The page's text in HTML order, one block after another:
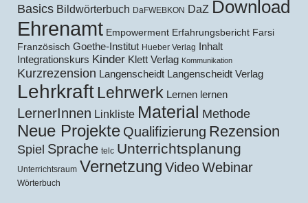
Basics Bildwörterbuch DaFWEBKON DaZ Download
Ehrenamt Empowerment Erfahrungsbericht Farsi
Französisch Goethe-Institut Hueber Verlag Inhalt
Integrationskurs Kinder Klett Verlag Kommunikation
Kurzrezension Langenscheidt Langenscheidt Verlag
Lehrkraft Lehrwerk Lernen lernen
LernerInnen Linkliste Material Methode
Neue Projekte Qualifizierung Rezension
Spiel Sprache telc Unterrichtsplanung
Unterrichtsraum Vernetzung VideoWebinar
Wörterbuch